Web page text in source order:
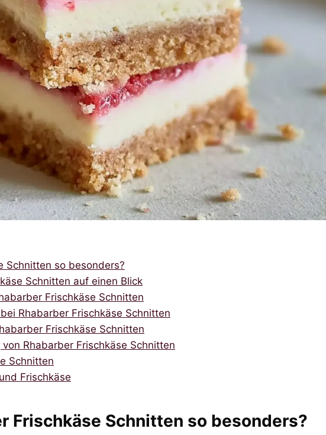
Schnitten so besonders?
Schnitten auf einen Blick
Frischkäse Schnitten
Rhabarber Frischkäse Schnitten
Frischkäse Schnitten
Rhabarber Frischkäse Schnitten
Schnitten
Frischkäse
Frischkäse Schnitten so besonders?